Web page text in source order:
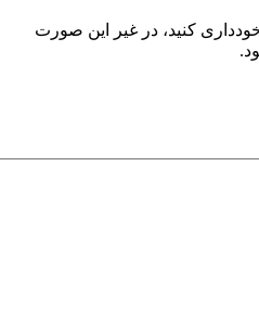
کنید، در غیر این صورت